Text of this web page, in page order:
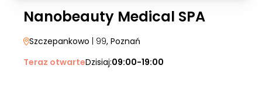
Nanobeauty Medical SPA
Szczepankowo | 99, Poznań
Teraz otwarteDzisiaj:09:00-19:00